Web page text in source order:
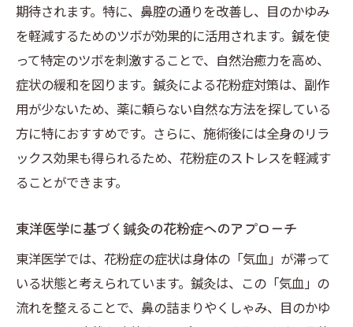
実際の鍼灸施術のプロセスとその効果
花粉症患者が感じた鍼灸施術後の変化
大阪で花粉症改善を目指す、鍼灸施術の具体的
な流れ
鍼灸施術の予約から受診までの流れ
大阪府の鍼灸院での施術プロセスの詳細
花粉症に特化した鍼灸施術のステップバイ
鍼灸施術前のカウンセリングと診断の重要
性
施術後のアフターケアと花粉症改善のため
のアドバイス
期待されます。特に、鼻腔の通りを改善し、目のかゆみ
を軽減するためのツボが効果的に活用されます。鍼を使
って特定のツボを刺激することで、自然治癒力を高め、
症状の緩和を図ります。鍼灸による花粉症対策は、副作
用が少ないため、薬に頼らない自然な方法を探している
方に特におすすめです。さらに、施術後には全身のリラ
ックス効果も得られるため、花粉症のストレスを軽減す
ることができます。
東洋医学に基づく鍼灸の花粉症へのアプローチ
東洋医学では、花粉症の症状は身体の「気血」が滞って
いる状態と考えられています。鍼灸は、この「気血」の
流れを整えることで、鼻の詰まりやくしゃみ、目のかゆ